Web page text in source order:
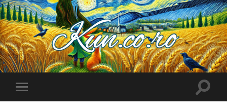
Kuncoro++
Toggle
mobile
Toggle